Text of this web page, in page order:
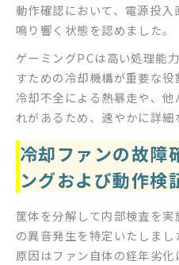
動作確認において、電源投
鳴り響く状態を認めました。
ゲーミングPCは高い処理能
すための冷却機構が重要な
冷却不全による熱暴走や、
れがあるため、速やかに詳細
冷却ファンの故障
ングおよび動作検
筐体を分解して内部検査を
の異音発生を特定いたしまし
原因はファン自体の経年劣化